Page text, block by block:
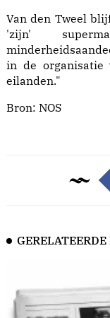
Van den Tweel
'zijn'
in de organisatie
eilanden."
Bron: NOS